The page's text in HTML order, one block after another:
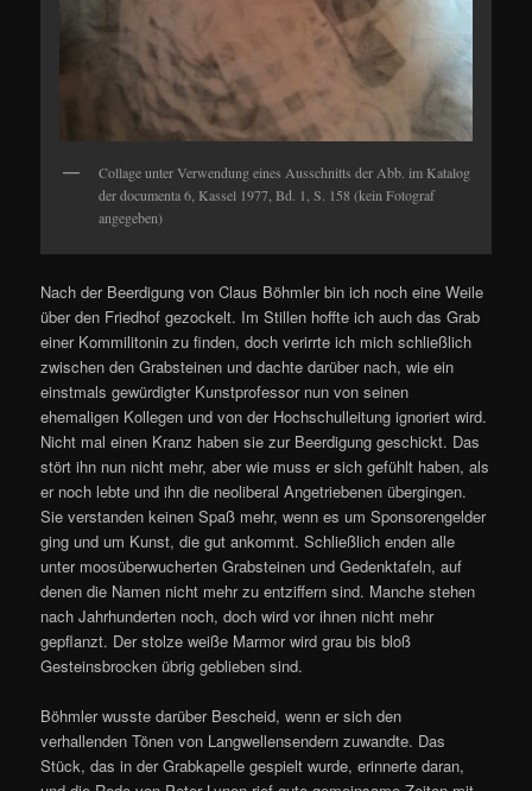
Collage unter Verwendung eines Ausschnitts der Abb. im Katalog
der documenta 6, Kassel 1977, Bd. 1, S. 158 (kein Fotograf
angegeben)
Nach der Beerdigung von Claus Böhmler bin ich noch eine Weile
über den Friedhof gezockelt. Im Stillen hoffte ich auch das Grab
einer Kommilitonin zu finden, doch verirrte ich mich schließlich
zwischen den Grabsteinen und dachte darüber nach, wie ein
einstmals gewürdigter Kunstprofessor nun von seinen
ehemaligen Kollegen und von der Hochschulleitung ignoriert wird.
Nicht mal einen Kranz haben sie zur Beerdigung geschickt. Das
stört ihn nun nicht mehr, aber wie muss er sich gefühlt haben, als
er noch lebte und ihn die neoliberal Angetriebenen übergingen.
Sie verstanden keinen Spaß mehr, wenn es um Sponsorengelder
ging und um Kunst, die gut ankommt. Schließlich enden alle
unter moosüberwucherten Grabsteinen und Gedenktafeln, auf
denen die Namen nicht mehr zu entziffern sind. Manche stehen
nach Jahrhunderten noch, doch wird vor ihnen nicht mehr
gepflanzt. Der stolze weiße Marmor wird grau bis bloß
Gesteinsbrocken übrig geblieben sind.
Böhmler wusste darüber Bescheid, wenn er sich den
verhallenden Tönen von Langwellensendern zuwandte. Das
Stück, das in der Grabkapelle gespielt wurde, erinnerte daran,